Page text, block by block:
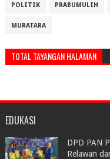
POLITIK PRABUMULIH
MURATARA
TOTAL TAYANGAN HALAMAN
EDUKASI
DPD PAN
Relawan